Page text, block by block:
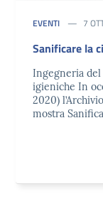
EVENTI 7
Sanificare la
Ingegneria del
igieniche In
2020)
mostra